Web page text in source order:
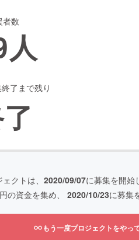
ケア
者数
人
了まで残り
クトは、 2020/09/07に募集を開始
円の資金を集め、 2020/10/23に募集
もう一度プロジェクトをやっ